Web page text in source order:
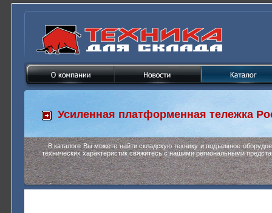
Усиленная платформенная тележка
В каталоге Вы можете найти складскую технику и подъемное
технических характеристик свяжитесь с нашими региональными